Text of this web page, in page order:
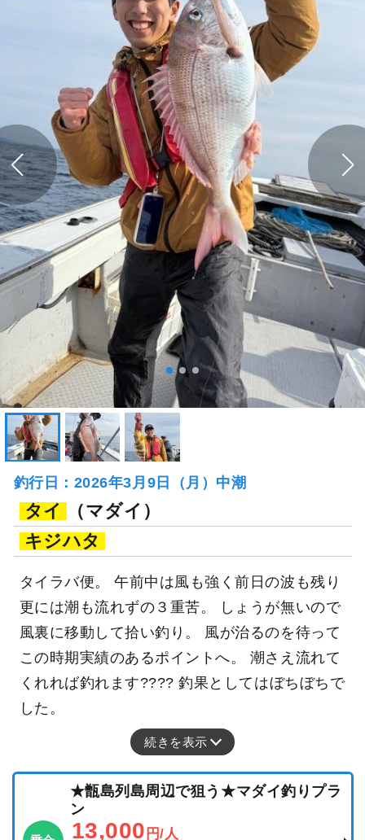
釣行日：2026年3月9日（月）中潮
タイ
（マダイ）
キジハタ
タイラバ便。 午前中は風も強く前日の波も残り
更には潮も流れずの３重苦。 しょうが無いので
風裏に移動して拾い釣り。 風が治るのを待って
この時期実績のあるポイントへ。 潮さえ流れて
くれれば釣れます???? 釣果としてはぼちぼちで
した。
続きを表示
★甑島列島周辺で狙う★マダイ釣りプラ
ン
13,000 円/人